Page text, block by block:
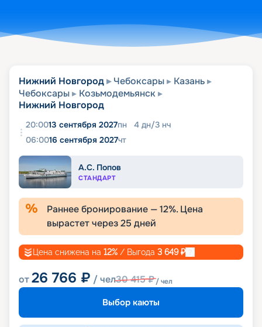
Нижний Новгород Чебоксары
Казань
Чебоксары
Козьмодемьянск
Нижний Новгород
20:0013 сентября 2027пн 4 дн/3 нч
06:0016 сентября 2027чт
А.С. Попов
СТАНДАРТ
Раннее бронирование —12%. Цена
вырастет через25 дней
Цена снижена на 12% / Выгода 3 649₽
от26 766 ₽ / чел30 415₽/ чел
Выбор каюты